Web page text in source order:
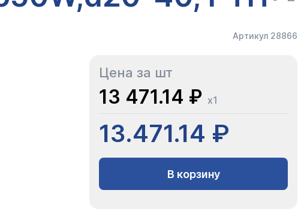
Артикул 28866
Цена за шт
13 471.14 ₽ x1
13.471.14 ₽
В корзину